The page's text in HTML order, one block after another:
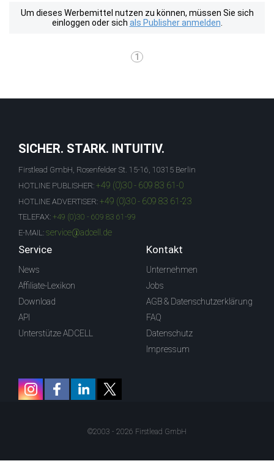
Um dieses Werbemittel nutzen zu können, müssen Sie sich
einloggen oder sich als Publisher anmelden
1
SICHER. STARK. INTUITIV.
Firstlead GmbH, Rosenfelder St. 15-16, 10315 Berlin
HOTLINE PUBLISHER: +49 (0)30 - 609 83 61-0
HOTLINE ADVERTISER: +49 (0)30 - 609 83 61-23
TELEFAX: +49 (0)30 - 609 83 61-99
E-MAIL: service@adcell.de
Service
News
Affiliate-Lexikon
Download
API
Unterstütze ADCELL
Kontakt
Unternehmen
Jobs
AGB & Datenschutzerklärung
FAQ
Datenschutz
Impressum
©2003 - 2026 Firstlead GmbH